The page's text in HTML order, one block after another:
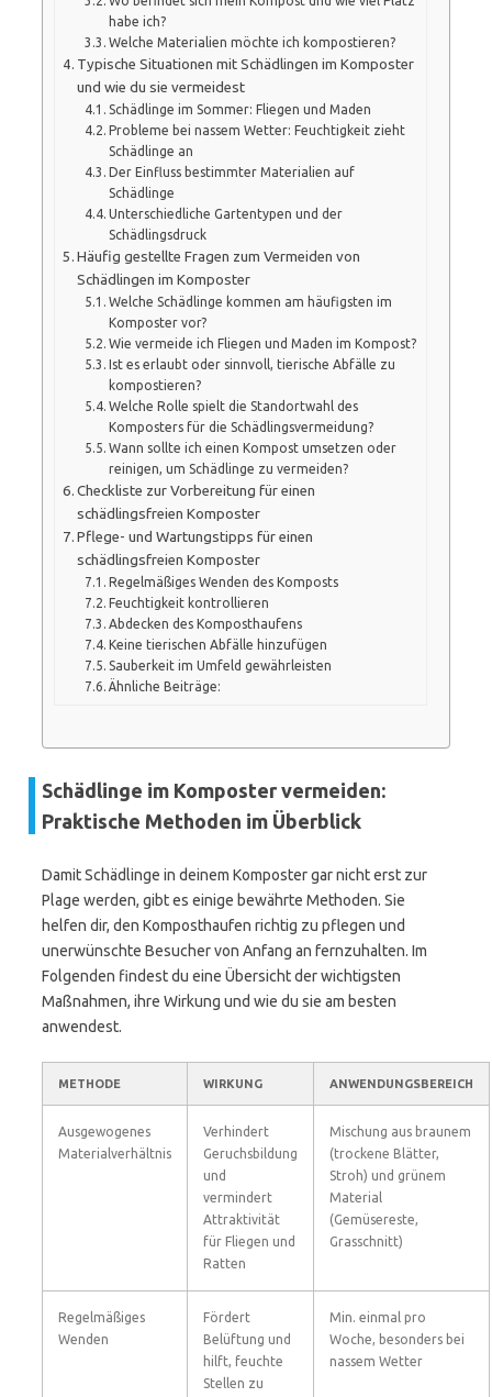
habe ich?
Welche Materialien möchte ich kompostieren?
Typische Situationen mit Schädlingen im Komposter
und wie du sie vermeidest
Schädlinge im Sommer: Fliegen und Maden
Probleme bei nassem Wetter: Feuchtigkeit zieht
Schädlinge an
Der Einfluss bestimmter Materialien auf
Schädlinge
Unterschiedliche Gartentypen und der
Schädlingsdruck
Häufig gestellte Fragen zum Vermeiden von
Schädlingen im Komposter
Welche Schädlinge kommen am häufigsten im
Komposter vor?
Wie vermeide ich Fliegen und Maden im Kompost?
Ist es erlaubt oder sinnvoll, tierische Abfälle zu
kompostieren?
Welche Rolle spielt die Standortwahl des
Komposters für die Schädlingsvermeidung?
Wann sollte ich einen Kompost umsetzen oder
reinigen, um Schädlinge zu vermeiden?
Checkliste zur Vorbereitung für einen
schädlingsfreien Komposter
Pflege- und Wartungstipps für einen
schädlingsfreien Komposter
Regelmäßiges Wenden des Komposts
Feuchtigkeit kontrollieren
Abdecken des Komposthaufens
Keine tierischen Abfälle hinzufügen
Sauberkeit im Umfeld gewährleisten
Ähnliche Beiträge:
Schädlinge im Komposter vermeiden:
Praktische Methoden im Überblick
Damit Schädlinge in deinem Komposter gar nicht erst zur
Plage werden, gibt es einige bewährte Methoden. Sie
helfen dir, den Komposthaufen richtig zu pflegen und
unerwünschte Besucher von Anfang an fernzuhalten. Im
Folgenden findest du eine Übersicht der wichtigsten
Maßnahmen, ihre Wirkung und wie du sie am besten
anwendest.
METHODE WIRKUNG ANWENDUNGSBEREICH
Ausgewogenes
Materialverhältnis
Verhindert
Geruchsbildung
und
vermindert
Attraktivität
für Fliegen und
Ratten
Mischung aus braunem
(trockene Blätter,
Stroh) und grünem
Material
(Gemüsereste,
Grasschnitt)
Regelmäßiges
Wenden
Fördert
Belüftung und
hilft, feuchte
Stellen zu
Min. einmal pro
Woche, besonders bei
nassem Wetter